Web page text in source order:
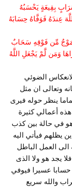
بِقِيعَةٍ يَحْسَبُهُ
عِندَهُ فَوَفَّاهُ حِسَابَهُ
مِّن فَوْقِهِ سَحَابٌ
وَمَن لَّمْ يَجْعَلِ اللَّهُ
الضوئي
وتعالى ان مثل
ينظر حوله فيرى
أعمالي كثيرة
في حالة بين كذب
يظلهم فيأتي اليه
العمل الباطل
يجد هو ولا الذى
حسابا عسيرا فيوفي
والله سريع